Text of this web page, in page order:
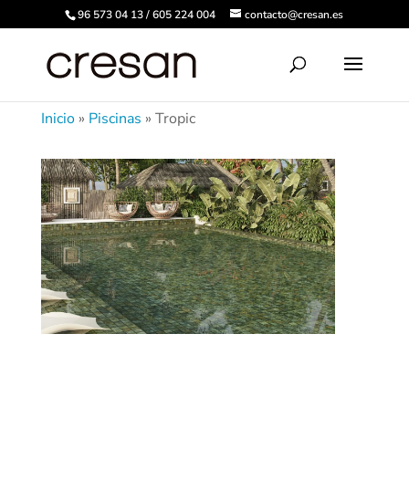
96 573 04 13 / 605 224 004 contacto@cresan.es
Inicio» Piscinas » Tropic